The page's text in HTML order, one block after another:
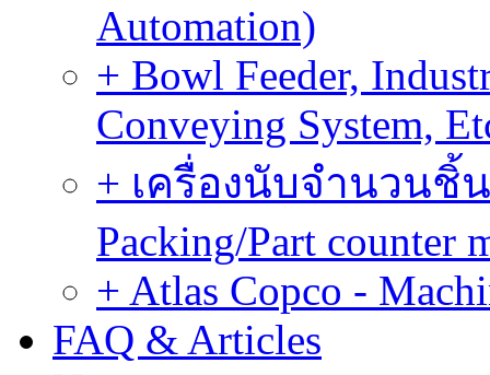
Automation)
+ Bowl Feeder,
Conveying System,
+ เครื่องนับจำนวนชิ้
Packing/Part counter
+ Atlas Copco -
FAQ & Articles